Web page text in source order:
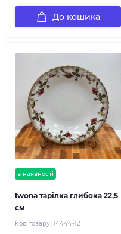
До кошика
в наявності
Iwona тарілка глибока 22,5
см
Код товару: 14444-12